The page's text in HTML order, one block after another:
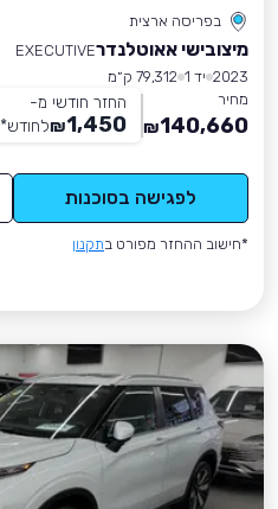
בפריסה ארצית
מיצובישי אאוטלנדרEXECUTIVE
2023 יד 1
79,312 ק״מ
מחיר
140,660
₪
החזר חודשי מ-
1,450
₪לחודש*
לפגישה בסוכנות
*חישוב ההחזר מפורט בתקנון